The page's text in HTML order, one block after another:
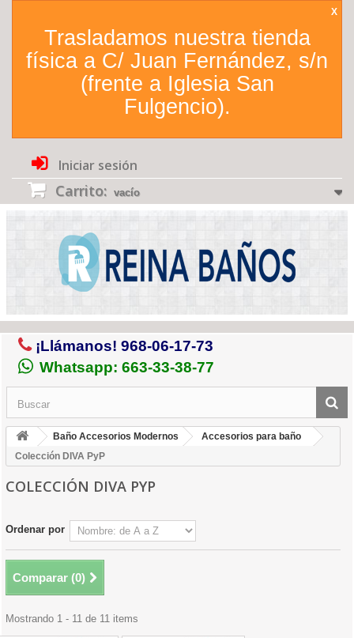
Trasladamos nuestra tienda
física a C/ Juan Fernández, s/n
(frente a Iglesia San
Fulgencio).
X
Iniciar sesión
Carrito: vacío
¡Llámanos! 968-06-17-73
Whatsapp: 663-33-38-77
Baño Accesorios Modernos
Accesorios para baño
Colección DIVA PyP
COLECCIÓN DIVA PYP
Ordenar por
Comparar (0)
Mostrando 1 - 11 de 11 items